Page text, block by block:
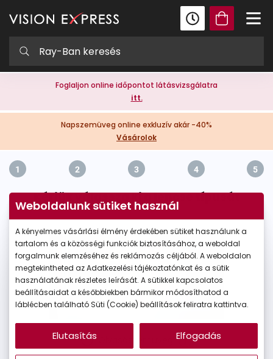
Foglaljon online időpontot látásvizsgálatra
itt.
Napszemüveg online exkluzív akár -40%
Vásárolok
1 2 3 4 5
Kérjük válassza ki a lencse típusát
Weboldalunk sütiket használ
A kényelmes vásárlási élmény érdekében sütiket használunk a
tartalom és a közösségi funkciók biztosításához, a weboldal
forgalmunk elemzéséhez és reklámozás céljából. A weboldalon
megtekintheted az Adatkezelési tájékoztatónkat és a sütik
használatának részletes leírását. A sütikkel kapcsolatos
beállításaidat a későbbiekben bármikor módosíthatod a
láblécben található Süti (Cookie) beállítások feliratra kattintva.
Elutasítás Elfogadás